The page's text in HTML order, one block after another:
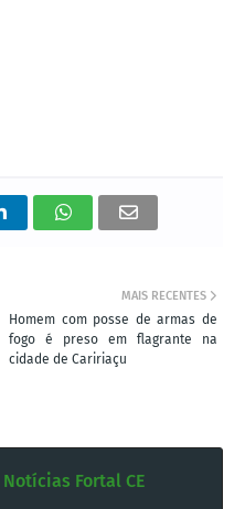
MAIS RECENTES
Homem com posse de armas de
fogo é preso em flagrante na
cidade de Caririaçu
Notícias Fortal CE